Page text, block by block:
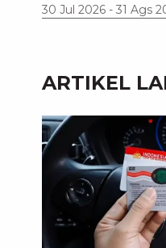
30 Jul 2026 - 31 Ags
ARTIKEL